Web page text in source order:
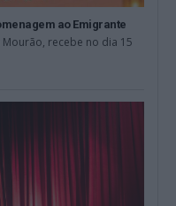
ao Emigrante
recebe no dia 15